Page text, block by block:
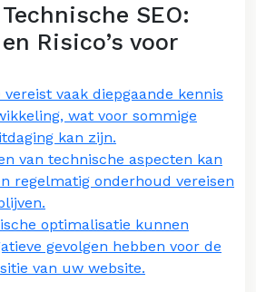
SEO:
Risico’s voor
vereist vaak diepgaande kennis
wat voor sommige
kan zijn.
van technische aspecten kan
regelmatig onderhoud vereisen
optimalisatie kunnen
gevolgen hebben voor de
van uw website.